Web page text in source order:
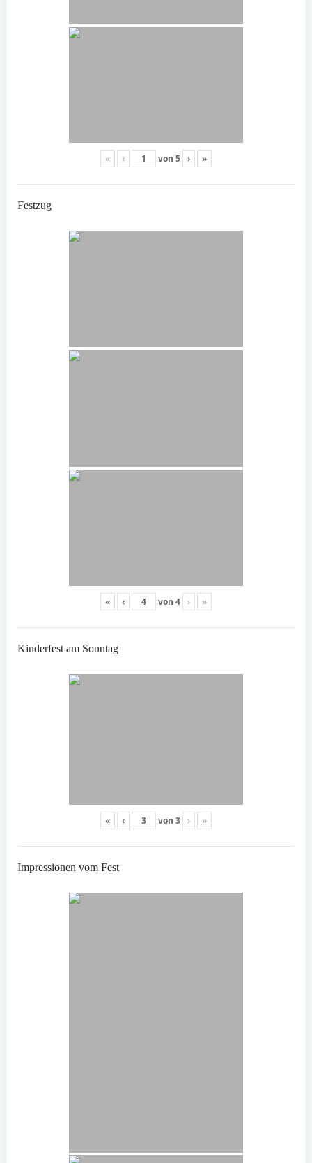
« ‹ von 5 › »
Festzug
« ‹ von 4 › »
Kinderfest am Sonntag
« ‹ von 3 › »
Impressionen vom Fest